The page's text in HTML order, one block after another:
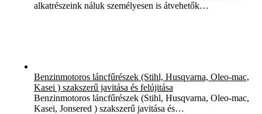
alkatrészeink náluk személyesen is átvehetők…
Benzinmotoros láncfűrészek (Stihl, Husqvarna, Oleo-mac,
Kasei ) szakszerű javitása és felújitása
Benzinmotoros láncfűrészek (Stihl, Husqvarna, Oleo-mac,
Kasei, Jonsered ) szakszerű javitása és…